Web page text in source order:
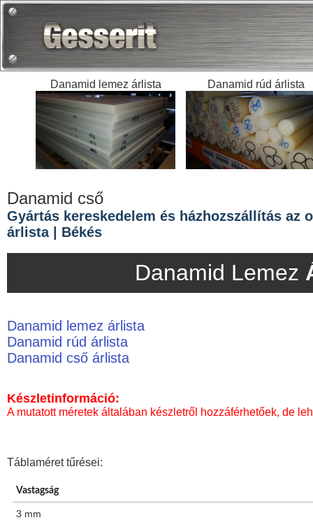
Danamid lemez árlista Danamid rúd árlista
Danamid cső
Gyártás kereskedelem és házhozszállítás az
árlista | Békés
Danamid Lemez
Danamid lemez árlista
Danamid rúd árlista
Danamid cső árlista
Készletinformáció:
A mutatott méretek általában készletről hozzáférhetőek, de
Táblaméret tűrései:
Vastagság
3 mm